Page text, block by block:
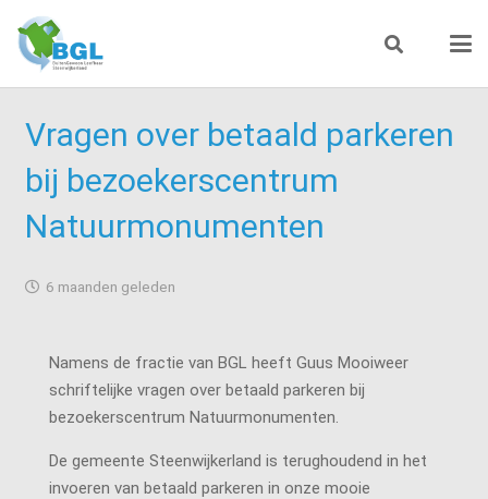
Vragen over betaald parkeren
bij bezoekerscentrum
Natuurmonumenten
6 maanden geleden
Namens de fractie van BGL heeft Guus Mooiweer
schriftelijke vragen over betaald parkeren bij
bezoekerscentrum Natuurmonumenten.
De gemeente Steenwijkerland is terughoudend in het
invoeren van betaald parkeren in onze mooie